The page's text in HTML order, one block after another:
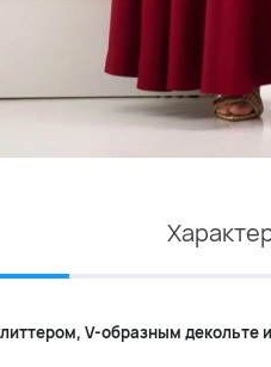
V-образным декольте